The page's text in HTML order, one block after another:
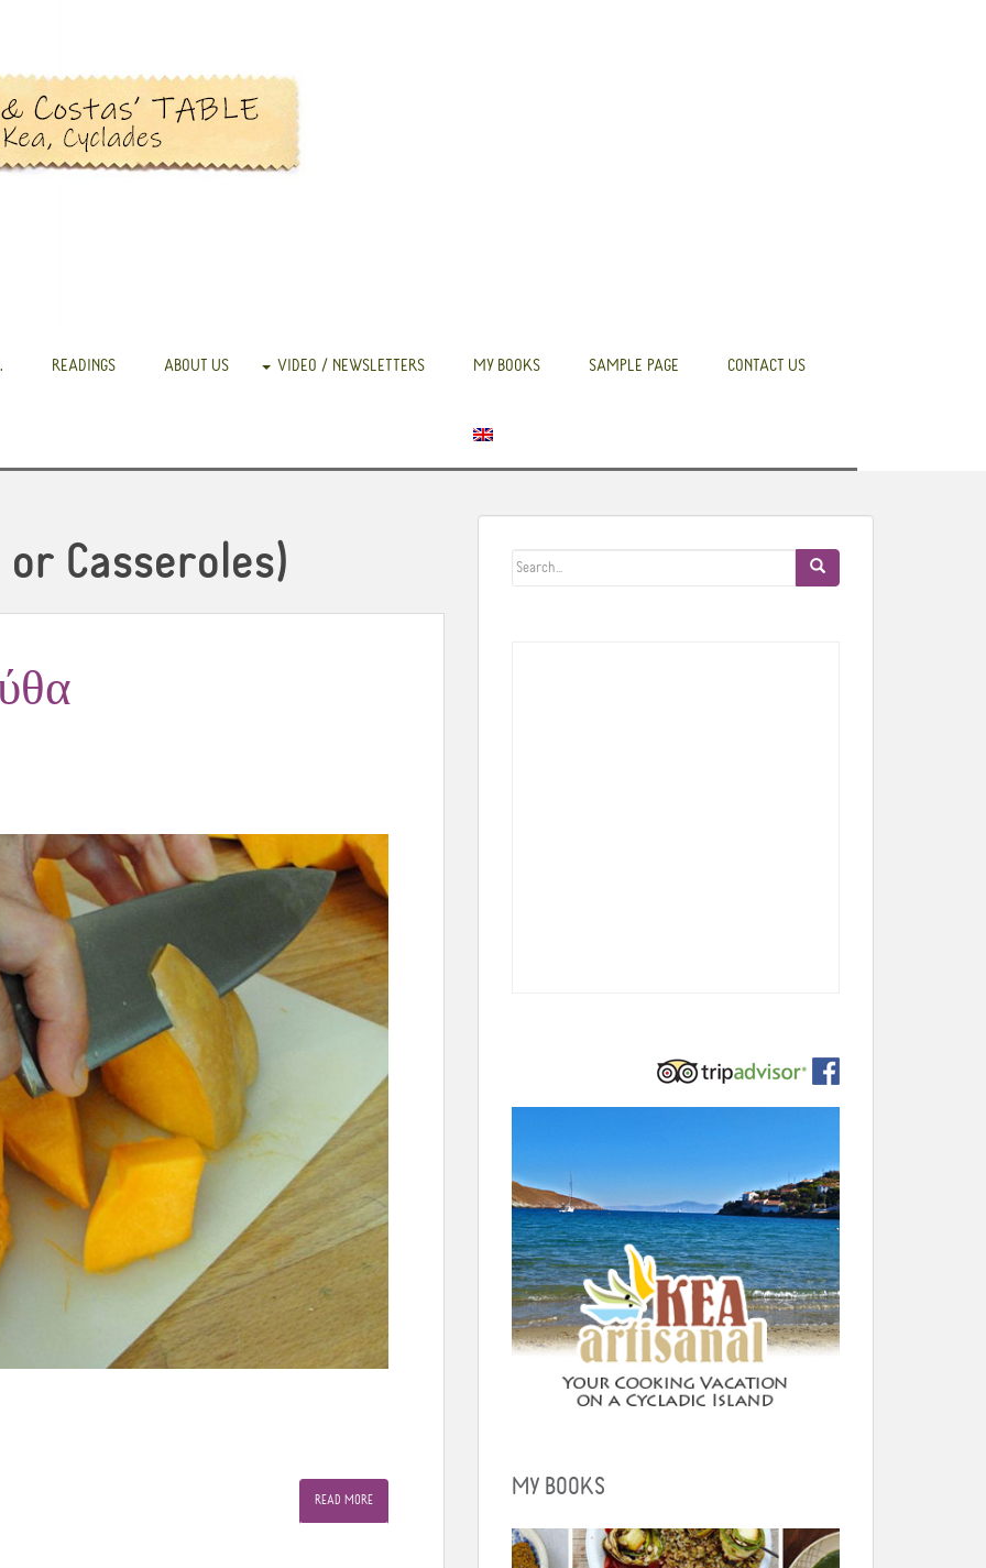
READINGS ABOUT US VIDEO / NEWSLETTERS MY BOOKS SAMPLE PAGE CONTACT US
Casseroles)
READ MORE
MY BOOKS